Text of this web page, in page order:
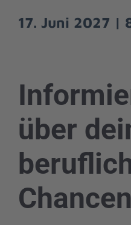
17. Juni 2027 |
über
Chancen